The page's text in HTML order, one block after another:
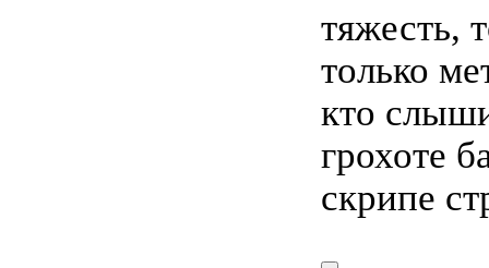
тяжесть,
только
кто
грохоте
скрипе